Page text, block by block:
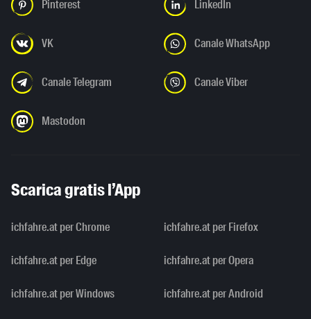
Pinterest LinkedIn
VK Canale WhatsApp
Canale Telegram Canale Viber
Mastodon
Scarica gratis l’App
ichfahre.at per Chrome ichfahre.at per Firefox
ichfahre.at per Edge ichfahre.at per Opera
ichfahre.at per Windows ichfahre.at per Android